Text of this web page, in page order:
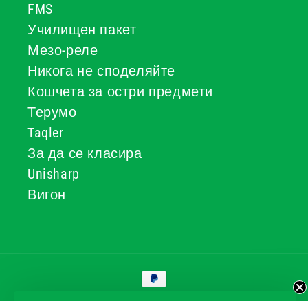
FMS
Училищен пакет
Мезо-реле
Никога не споделяйте
Кошчета за остри предмети
Терумо
Taqler
За да се класира
Unisharp
Вигон
Начини